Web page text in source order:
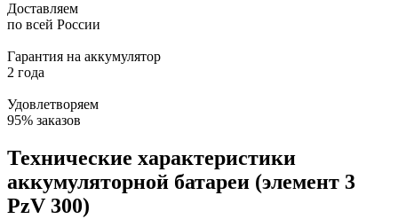
Доставляем
по всей России
Гарантия на аккумулятор
2 года
Удовлетворяем
95% заказов
Технические характеристики
аккумуляторной батареи (элемент 3
PzV 300)